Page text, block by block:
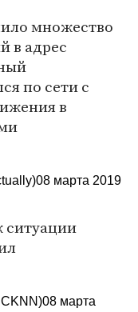
множество
в адрес
по сети с
в
08 марта 2019
ситуации
08 марта